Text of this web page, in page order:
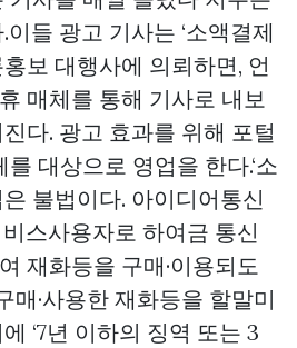
들 광고 기사는 ‘소액결제
보 대행사에 의뢰하면, 언
매체를 통해 기사로 내보
다. 광고 효과를 위해 포털
대상으로 영업을 한다.‘소
불법이다. 아이디어통신
스사용자로 하여금 통신
재화등을 구매·이용되도
매·사용한 재화등을 할말미
‘7년 이하의 징역 또는 3